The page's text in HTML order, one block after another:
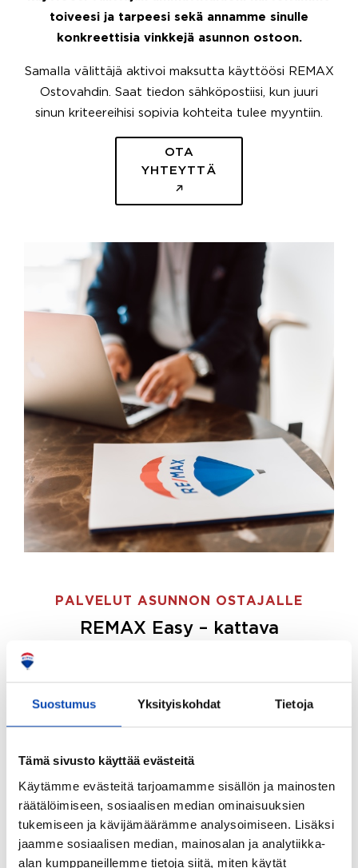
Suostumus Yksityiskohdat Tietoja
Tämä sivusto käyttää evästeitä
Käytämme evästeitä tarjoamamme sisällön ja mainosten
räätälöimiseen, sosiaalisen median ominaisuuksien
tukemiseen ja kävijämäärämme analysoimiseen. Lisäksi
jaamme sosiaalisen median, mainosalan ja analytiikka-
alan kumppaneillemme tietoja siitä, miten käytät
toiveesi ja tarpeesi sekä annamme sinulle
konkreettisia vinkkejä asunnon ostoon.
Samalla välittäjä aktivoi maksutta käyttöösi REMAX
Ostovahdin. Saat tiedon sähköpostiisi, kun juuri
sinun kriteereihisi sopivia kohteita tulee myyntiin.
OTA
YHTEYTTÄ
PALVELUT ASUNNON OSTAJALLE
REMAX Easy – kattava
ostajille.
Tee ostotoimeksianto ja etsimme juuri
Ostotoimeksiantopalvelumme sopii myös esimerkiksi
sijoitus- ja vapaa-ajan asuntojen ostoon.
LUE LISÄÄ